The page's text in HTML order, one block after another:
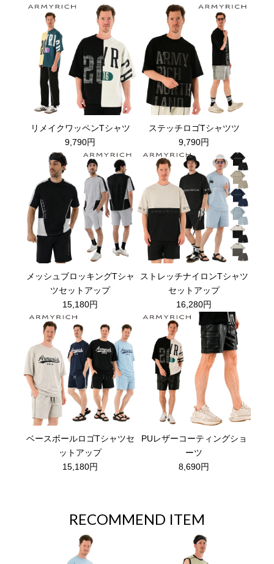
リメイクワッペンTシャツ
9,790円
ステッチロゴTシャツツ
9,790円
メッシュブロッキングTシャ
ツセットアップ
15,180円
ストレッチナイロンTシャツ
セットアップ
16,280円
ベースボールロゴTシャツセ
ットアップ
15,180円
PUレザーコーティングショ
ーツ
8,690円
RECOMMEND ITEM